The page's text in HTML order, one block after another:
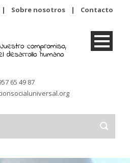
| Sobre nosotros | Contacto
65 49 87